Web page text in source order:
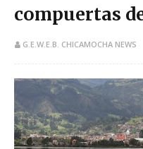
compuertas
G.E.W.E.B. CHICAMOCHA NEWS